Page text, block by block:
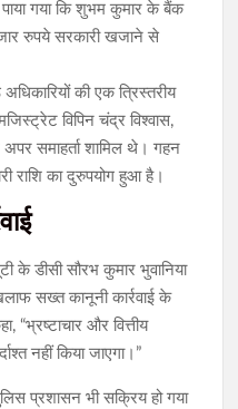
गया कि शुभम कुमार के बैंक
रुपये सरकारी खजाने से
की एक त्रिस्तरीय
विपिन चंद्र विश्वास,
समाहर्ता शामिल थे। गहन
राशि का दुरुपयोग हुआ है।
के डीसी सौरभ कुमार भुवानिया
सख्त कानूनी कार्रवाई के
“भ्रष्टाचार और वित्तीय
नहीं किया जाएगा।”
प्रशासन भी सक्रिय हो गया